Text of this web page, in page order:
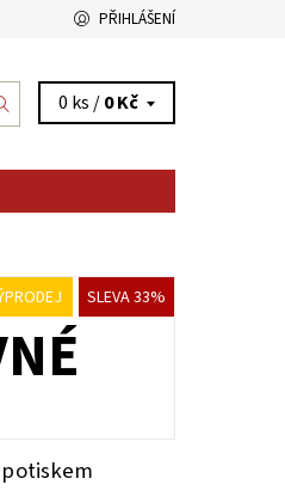
PŘIHLÁŠENÍ
0 ks /0 Kč
SLEVA 33%